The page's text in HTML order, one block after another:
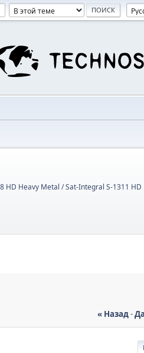
HD Heavy Metal / Sat-Integral S-1311 HD
« Назад-